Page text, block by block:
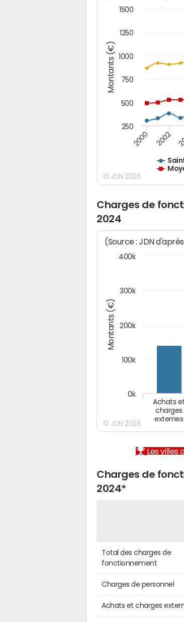
Montants (€)
2000 2002
250
500
750
1000
1250
1500
© JDN 2026
Charges de
2024
Montants (€)
(Source : JDN
Achats et
charges
externes
0k
100k
200k
300k
400k
© JDN 2026
Les villes
Charges de
2024*
Total des charges de
fonctionnement
Charges de personnel
Achats et charges